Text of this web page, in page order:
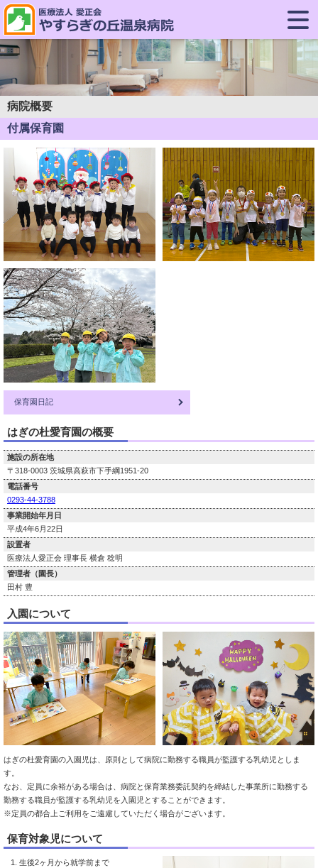
病院概要
付属保育園
保育園日記
はぎの杜愛育園の概要
施設の所在地
〒318-0003 茨城県高萩市下手綱1951-20
電話番号
0293-44-3788
事業開始年月日
平成4年6月22日
設置者
医療法人愛正会 理事長 横倉 稔明
管理者（園長）
田村 豊
入園について
はぎの杜愛育園の入園児は、原則として病院に勤務する職員が監護する乳幼児としま
す。
なお、定員に余裕がある場合は、病院と保育業務委託契約を締結した事業所に勤務する
勤務する職員が監護する乳幼児を入園児とすることができます。
※定員の都合上ご利用をご遠慮していただく場合がございます。
保育対象児について
生後2ヶ月から就学前まで